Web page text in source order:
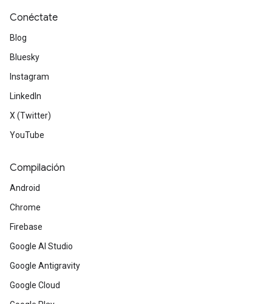
Conéctate
Blog
Bluesky
Instagram
LinkedIn
X (Twitter)
YouTube
Compilación
Android
Chrome
Firebase
Google AI Studio
Google Antigravity
Google Cloud